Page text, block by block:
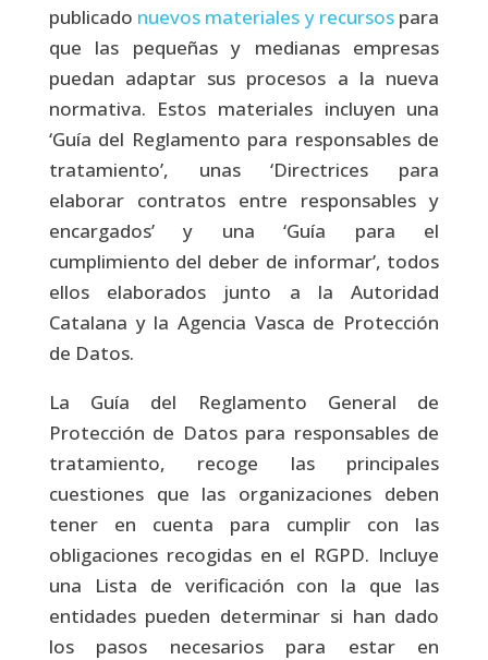
publicado nuevos materiales y recursospara
que las pequeñas y medianas empresas
puedan adaptar sus procesos a la nueva
normativa. Estos materiales incluyen una
‘Guía del Reglamento para responsables de
tratamiento’, unas ‘Directrices para
elaborar contratos entre responsables y
encargados’ y una ‘Guía para el
cumplimiento del deber de informar’, todos
ellos elaborados junto a la Autoridad
Catalana y la Agencia Vasca de Protección
de Datos.
La Guía del Reglamento General de
Protección de Datos para responsables de
tratamiento, recoge las principales
cuestiones que las organizaciones deben
tener en cuenta para cumplir con las
obligaciones recogidas en el RGPD. Incluye
una Lista de verificación con la que las
entidades pueden determinar si han dado
los pasos necesarios para estar en